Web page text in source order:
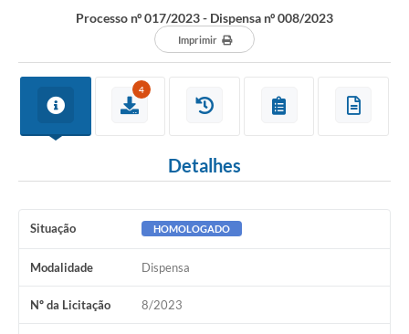
Defesa Civil
AQUI TEM SEBRAE
DOCUMENTOS
Cultura
Meio Ambiente
Conheça Delfim Moreira
Processo nº 017/2023 - Dispensa nº 008/2023
Imprimir
4
Detalhes
Situação HOMOLOGADO
Modalidade Dispensa
Nº da Licitação 8/2023